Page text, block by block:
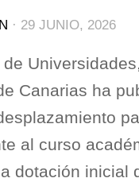
· 29 JUNIO, 2026
Canarias ha
al curso
dotación inicial